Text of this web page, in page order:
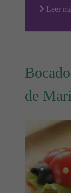
Leer
de